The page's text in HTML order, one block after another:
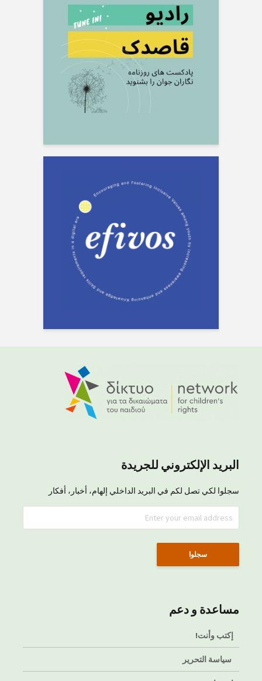
البريد الإلكتروني للجريدة
سجلوا لكي تصل لكم في البريد الداخلي إلهام، أخبار، أفكار
مساعدة و دعم
إكتب وأنت!
سياسة التحرير